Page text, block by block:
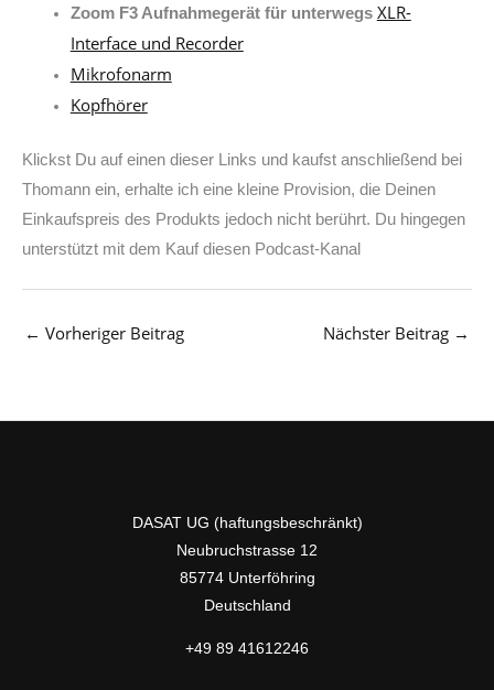
Zoom F3 Aufnahmegerät für unterwegs XLR-
Interface und Recorder
Mikrofonarm
Kopfhörer
Klickst Du auf einen dieser Links und kaufst anschließend bei
Thomann ein, erhalte ich eine kleine Provision, die Deinen
Einkaufspreis des Produkts jedoch nicht berührt. Du hingegen
unterstützt mit dem Kauf diesen Podcast-Kanal
← Vorheriger Beitrag Nächster Beitrag →
DASAT UG (haftungsbeschränkt)
Neubruchstrasse 12
85774 Unterföhring
Deutschland
+49 89 41612246